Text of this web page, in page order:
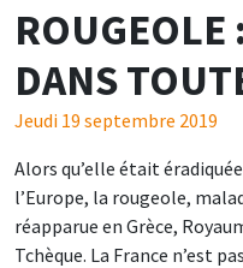
ROUGEOLE
DANS
Jeudi 19 septembre 2019
Alors qu’elle était
l’Europe, la rougeole,
réapparue en Grèce,
Tchèque. La France n’est